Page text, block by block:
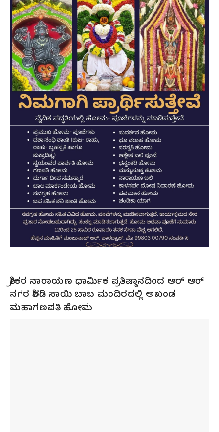
ಶ್ರೀಕರ ನಾರಾಯಣ ಧಾರ್ಮಿಕ ಪ್ರತಿಷ್ಠಾನದಿಂದ ಆರ್ ಆರ್
ನಗರ ಶಿರಡಿ ಸಾಯಿ ಬಾಬ ಮಂದಿರದಲ್ಲಿ ಅಖಂಡ
ಮಹಾಗಣಪತಿ ಹೋಮ